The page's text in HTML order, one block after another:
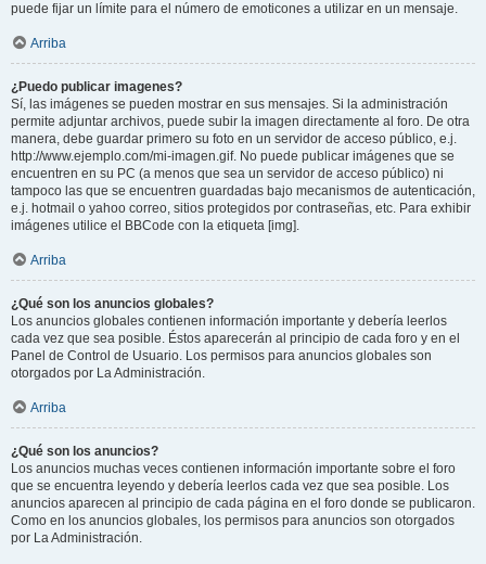
puede fijar un límite para el número de emoticones a utilizar en un mensaje.
Arriba
¿Puedo publicar imagenes?
Sí, las imágenes se pueden mostrar en sus mensajes. Si la administración
permite adjuntar archivos, puede subir la imagen directamente al foro. De otra
manera, debe guardar primero su foto en un servidor de acceso público, e.j.
http://www.ejemplo.com/mi-imagen.gif. No puede publicar imágenes que se
encuentren en su PC (a menos que sea un servidor de acceso público) ni
tampoco las que se encuentren guardadas bajo mecanismos de autenticación,
e.j. hotmail o yahoo correo, sitios protegidos por contraseñas, etc. Para exhibir
imágenes utilice el BBCode con la etiqueta [img].
Arriba
¿Qué son los anuncios globales?
Los anuncios globales contienen información importante y debería leerlos
cada vez que sea posible. Éstos aparecerán al principio de cada foro y en el
Panel de Control de Usuario. Los permisos para anuncios globales son
otorgados por La Administración.
Arriba
¿Qué son los anuncios?
Los anuncios muchas veces contienen información importante sobre el foro
que se encuentra leyendo y debería leerlos cada vez que sea posible. Los
anuncios aparecen al principio de cada página en el foro donde se publicaron.
Como en los anuncios globales, los permisos para anuncios son otorgados
por La Administración.